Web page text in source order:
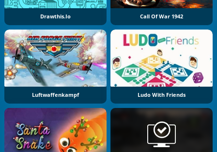
Drawthis.io Call Of War 1942
Luftwaffenkampf Ludo With Friends